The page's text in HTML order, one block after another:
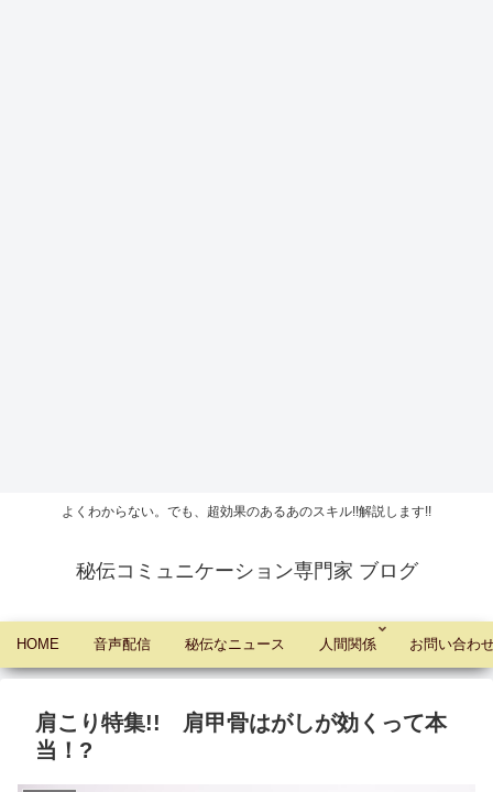
よくわからない。でも、超効果のあるあのスキル!!解説します!!
秘伝コミュニケーション専門家 ブログ
HOME 音声配信 秘伝なニュース 人間関係 お問い合わ
肩こり特集!! 肩甲骨はがしが効くって本
当！?